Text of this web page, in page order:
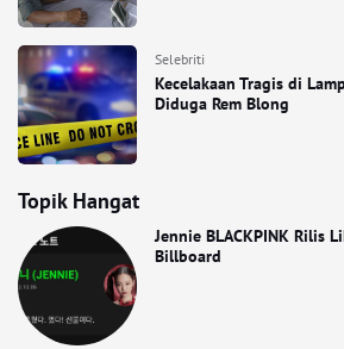
Selebriti
Kecelakaan Tragis di
Diduga Rem Blong
Topik Hangat
Jennie BLACKPINK Rilis
Billboard